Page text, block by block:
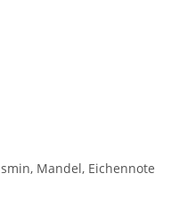
Mandel, Eichennote